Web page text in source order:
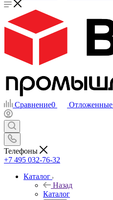
Сравнение0 Отложенные
Телефоны
+7 495 032-76-32
Каталог
Назад
Каталог